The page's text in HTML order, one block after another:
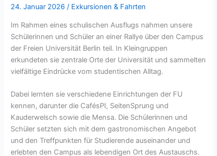
24. Januar 2026/ Exkursionen & Fahrten
Im Rahmen eines schulischen Ausflugs nahmen unsere
Schülerinnen und Schüler an einer Rallye über den Campus
der Freien Universität Berlin teil. In Kleingruppen
erkundeten sie zentrale Orte der Universität und sammelten
vielfältige Eindrücke vom studentischen Alltag.
Dabei lernten sie verschiedene Einrichtungen der FU
kennen, darunter die CafésPI, SeitenSprung und
Kauderwelsch sowie die Mensa. Die Schülerinnen und
Schüler setzten sich mit dem gastronomischen Angebot
und den Treffpunkten für Studierende auseinander und
erlebten den Campus als lebendigen Ort des Austauschs.